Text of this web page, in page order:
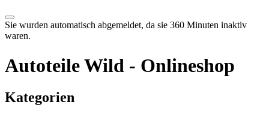
Sie wurden automatisch abgemeldet, da sie 360 Minuten inaktiv
waren.
Autoteile Wild - Onlineshop
Kategorien